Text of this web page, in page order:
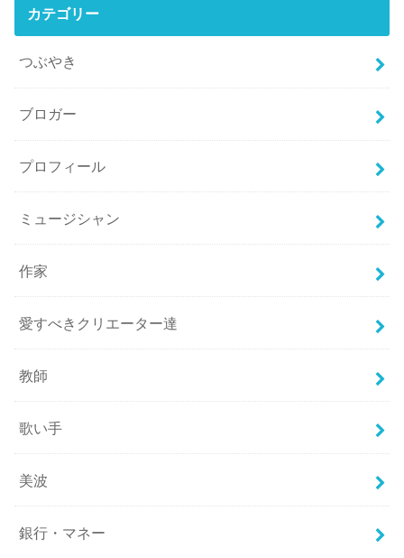
カテゴリー
つぶやき
ブロガー
プロフィール
ミュージシャン
作家
愛すべきクリエーター達
教師
歌い手
美波
銀行・マネー